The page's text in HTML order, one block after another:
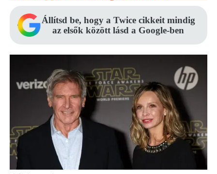
Állítsd be, hogy a Twice cikkeit mindig
az elsők között lásd a Google-ben